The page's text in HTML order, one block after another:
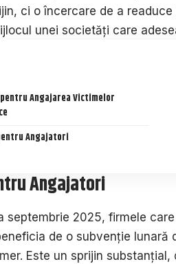
ci o încercare de a
unei societăți care
Angajarea Victimelor
Angajatori
Angajatori
septembrie 2025, firmele
de o subvenție
Este un sprijin